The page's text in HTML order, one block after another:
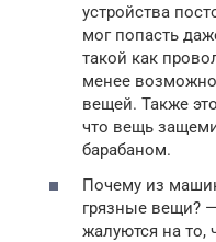
устройства
мог попасть
такой как
менее
вещей. Также
что вещь
барабаном.
Почему из
грязные вещи?
жалуются на то,